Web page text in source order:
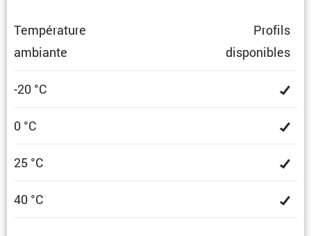
Tempé­ra­ture
ambiante
Profils
dispo­nibles
-20 °C
0 °C
25 °C
40 °C